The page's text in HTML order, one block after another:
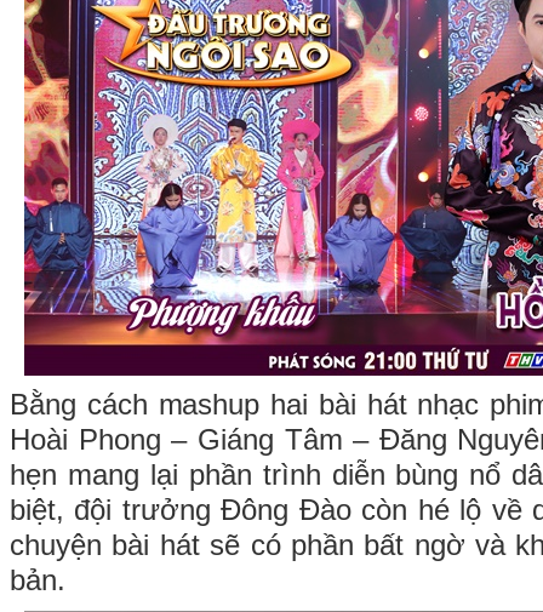
Bằng cách mashup hai bài hát nhạc
Hoài Phong – Giáng Tâm – Đăng
hẹn mang lại phần trình diễn bùng nổ
biệt, đội trưởng Đông Đào còn hé lộ về
chuyện bài hát sẽ có phần bất ngờ và
bản.